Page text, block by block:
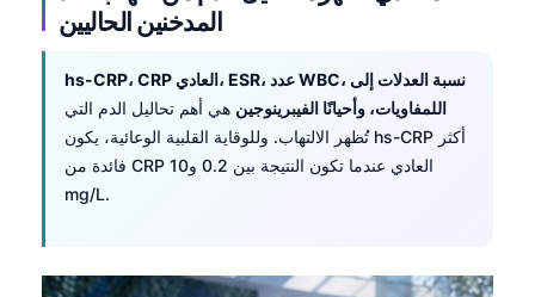
المدخنين الحاليين
hs-CRP، CRP العادي، ESR، عدد WBC، نسبة العدلات إلى
اللمفاويات، وأحيانًا الفيبرينوجين هي أهم تحاليل الدم التي
تُظهر الالتهاب. وللوقاية القلبية الوعائية، يكون hs-CRP أكثر
فائدة من CRP العادي عندما تكون النتيجة بين 0.2 و10
mg/L.